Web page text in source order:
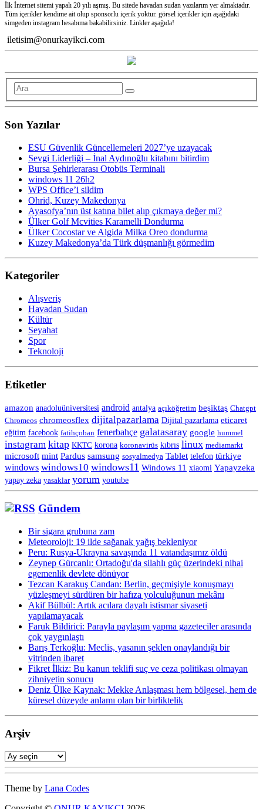
İlk İnternet sitemi yapalı 20 yılı aşmış. Bu sitede havadan sudan yazılarım yer almaktadır.
Tüm içerikler kendime ait olup sponsorlu içerik yoktur. görsel içerikler için aşağıdaki
simgeden instagram hesabıma bakabilirsiniz. Linkler aşağıda!
iletisim@onurkayikci.com
Son Yazılar
ESU Güvenlik Güncellemeleri 2027’ye uzayacak
Sevgi Liderliği – İnal Aydınoğlu kitabını bitirdim
Bursa Şehirlerarası Otobüs Terminali
windows 11 26h2
WPS Office’i sildim
Ohrid, Kuzey Makedonya
Ayasofya’nın üst katına bilet alıp çıkmaya değer mi?
Ülker Golf Mcvities Karamelli Dondurma
Ülker Cocostar ve Algida Milka Oreo dondurma
Kuzey Makedonya’da Türk düşmanlığı görmedim
Kategoriler
Alışveriş
Havadan Sudan
Kültür
Seyahat
Spor
Teknoloji
Etiketler
amazon anadoluüniversitesi android antalya açıköğretim beşiktaş Chatgpt
Chromeos chromeosflex dijitalpazarlama Dijital pazarlama eticaret
eğitim facebook fatihçoban fenerbahçe galatasaray google hummel
instagram kitap KKTC korona koronavirüs kıbrıs linux mediamarkt
microsoft mint Pardus samsung sosyalmedya Tablet telefon türkiye
windows windows10 windows11 Windows 11 xiaomi Yapayzeka
yapay zeka yasaklar yorum youtube
Gündem
Bir sigara grubuna zam
Meteoroloji: 19 ilde sağanak yağış bekleniyor
Peru: Rusya-Ukrayna savaşında 11 vatandaşımız öldü
Zeynep Gürcanlı: Ortadoğu'da silahlı güç üzerindeki nihai
egemenlik devlete dönüyor
Tezcan Karakuş Candan: Berlin, geçmişiyle konuşmayı
yüzleşmeyi sürdüren bir hafıza yolculuğunun mekânı
Akif Bülbül: Artık acılara dayalı istismar siyaseti
yapılamayacak
Faruk Bildirici: Parayla paylaşım yapma gazeteciler arasında
çok yaygınlaştı
Barış Terkoğlu: Meclis, yasanın şeklen onaylandığı bir
vitrinden ibaret
Fikret İlkiz: Bu kanun teklifi suç ve ceza politikası olmayan
zihniyetin sonucu
Deniz Ülke Kaynak: Mekke Anlaşması hem bölgesel, hem de
küresel düzeyde an­lamı olan bir birliktelik
Arşiv
Arşiv
Theme by Lana Codes